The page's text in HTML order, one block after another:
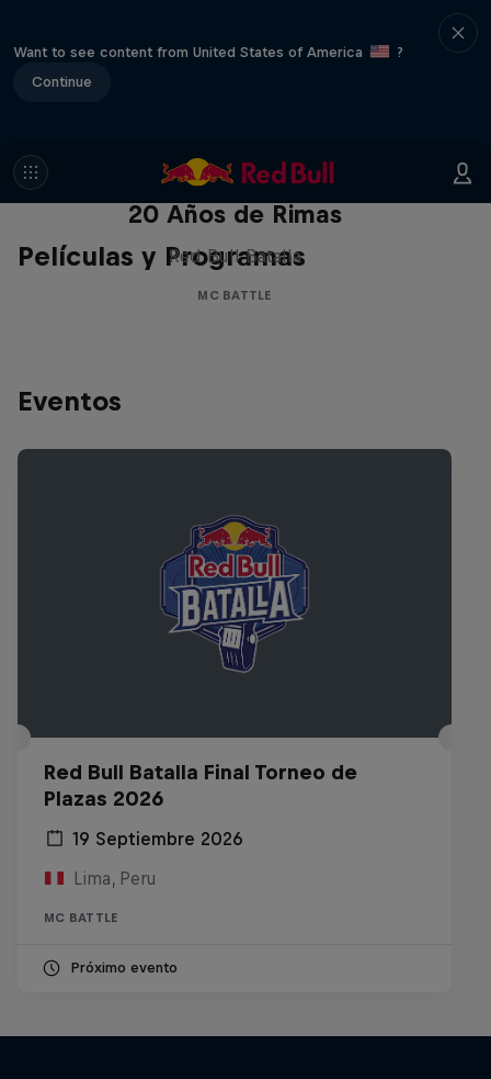
Want to see content from United States of America
?
Continue
Películas y Programas
Red Bull Batalla Nueva Historia:
20 Años de Rimas
Red Bull Batalla
MC BATTLE
Eventos
Red Bull Batalla Final Torneo de
Plazas 2026
19 Septiembre 2026
Lima, Peru
MC BATTLE
Próximo evento